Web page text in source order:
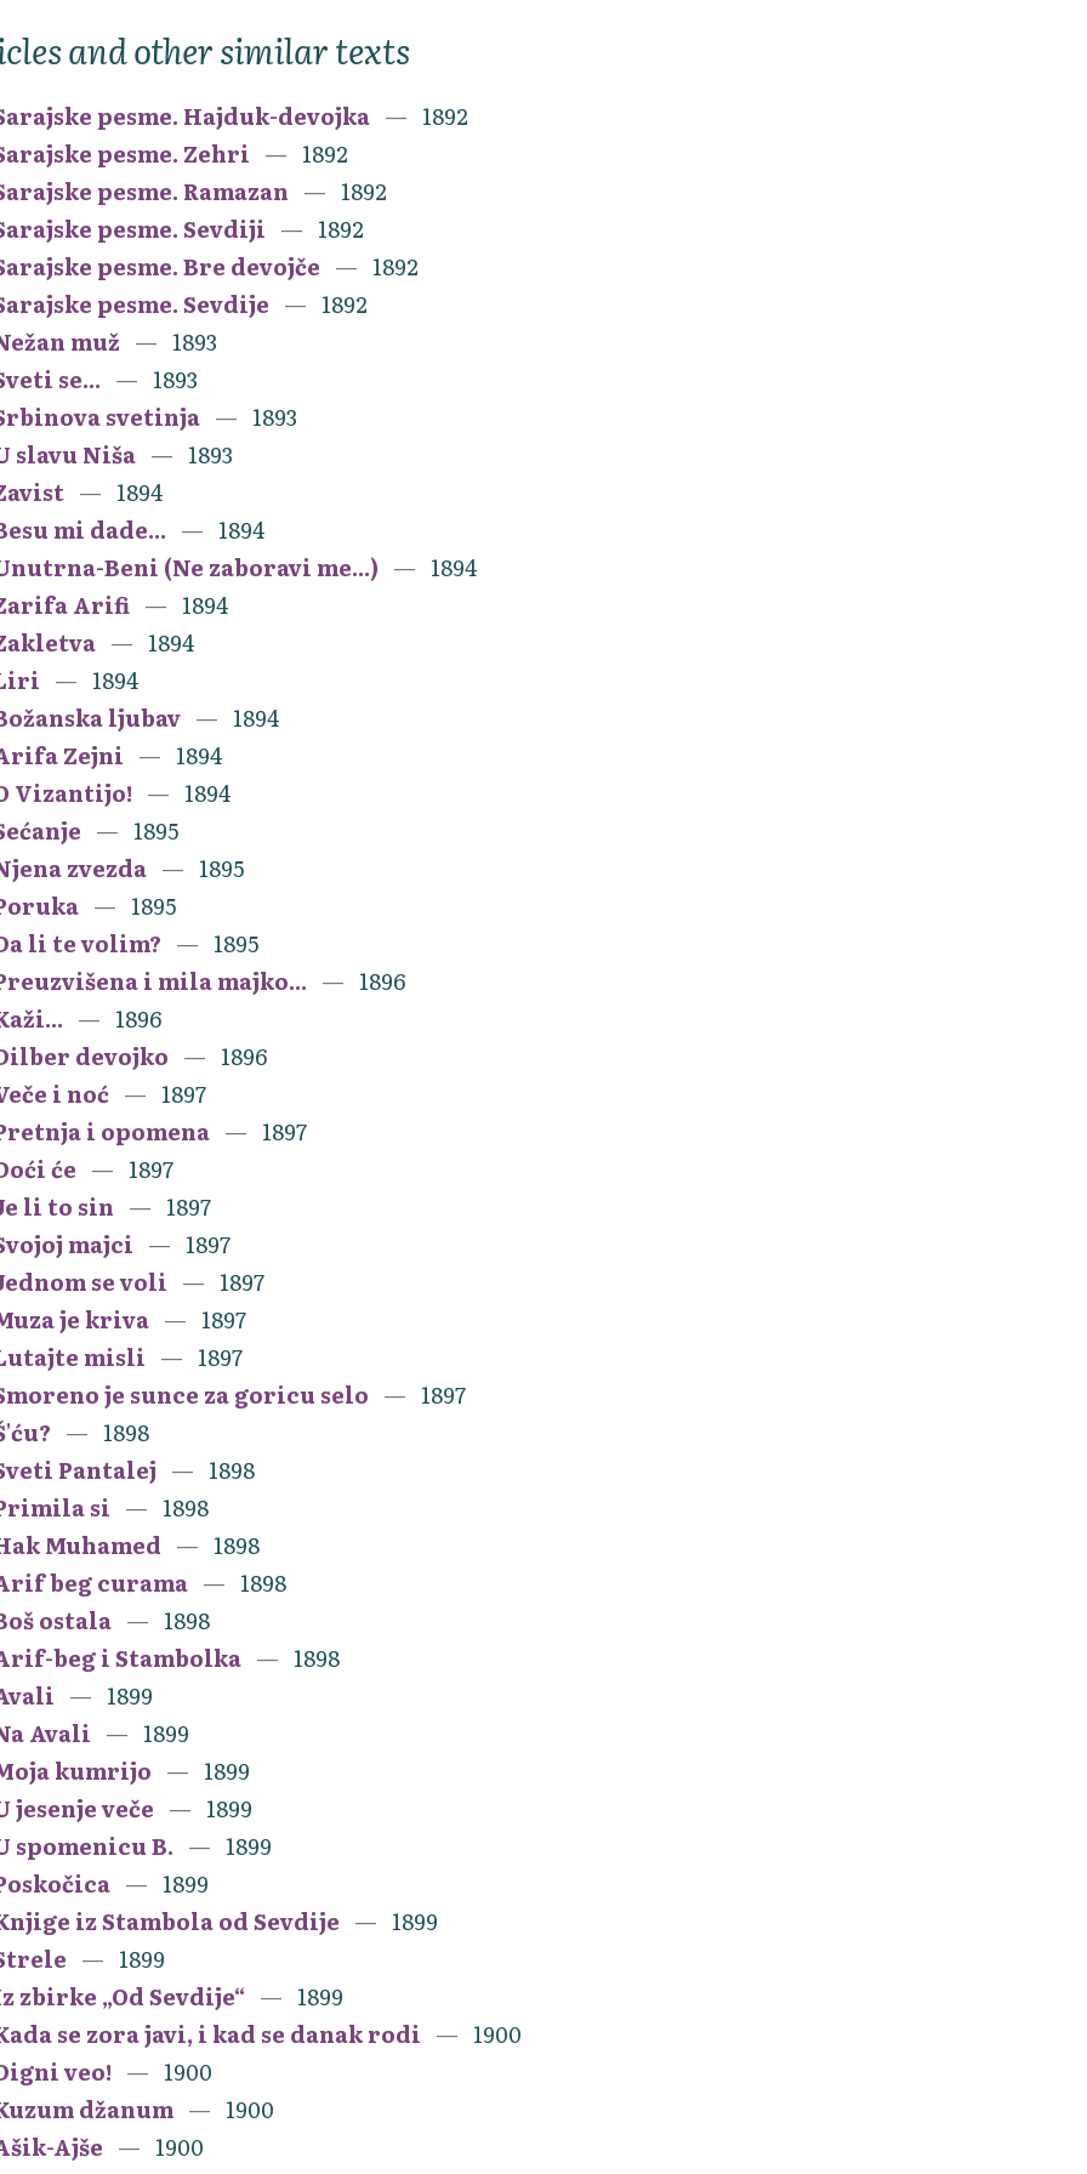
and other similar texts
pesme. Hajduk-devojka
1892
pesme. Zehri
1892
pesme. Ramazan
1892
pesme. Sevdiji
1892
pesme. Bre devojče
1892
pesme. Sevdije
1892
muž
1893
se...
1893
svetinja
1893
slavu Niša
1893
1894
mi dade...
1894
Beni (Ne zaboravi me...)
1894
Arifi
1894
1894
1894
ljubav
1894
Zejni
1894
Vizantijo!
1894
1895
zvezda
1895
1895
li te volim?
1895
i mila majko...
1896
1896
devojko
1896
i noć
1897
i opomena
1897
će
1897
li to sin
1897
majci
1897
se voli
1897
je kriva
1897
misli
1897
je sunce za goricu selo
1897
1898
Pantalej
1898
si
1898
Muhamed
1898
beg curama
1898
ostala
1898
beg i Stambolka
1898
1899
Avali
1899
kumrijo
1899
jesenje veče
1899
spomenicu B.
1899
1899
iz Stambola od Sevdije
1899
1899
zbirke „Od Sevdije“
1899
se zora javi, i kad se danak rodi
1900
veo!
1900
džanum
1900
Ajše
1900